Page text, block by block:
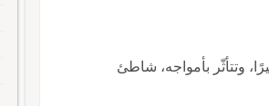
وتتأثّر بأمواجه، شاطئ